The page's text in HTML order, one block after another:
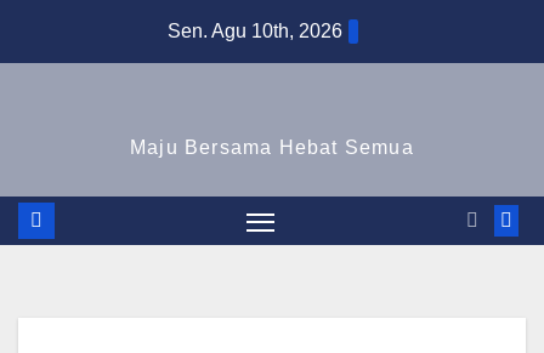
Sen. Agu 10th, 2026
Maju Bersama Hebat Semua